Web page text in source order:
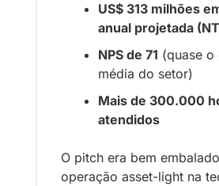
US$ 313 milhões
anual projetada
NPS de 71 (quase
média do setor)
Mais de 300.000
atendidos
O pitch era bem
operação asset-light na